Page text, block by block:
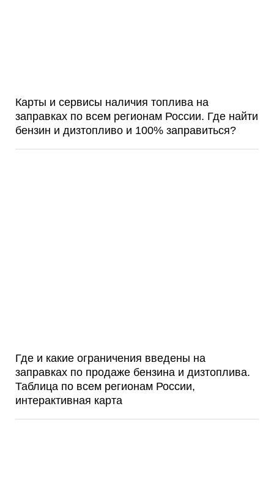
Карты и сервисы наличия топлива на
заправках по всем регионам России. Где найти
бензин и дизтопливо и 100% заправиться?
Где и какие ограничения введены на
заправках по продаже бензина и дизтоплива.
Таблица по всем регионам России,
интерактивная карта